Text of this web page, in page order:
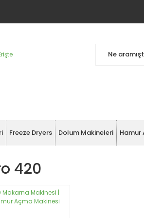
Freeze Dryers Dolum Makineleri Hamur
420